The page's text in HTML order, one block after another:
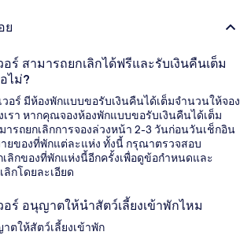
ย
ร์ สามารถยกเลิกได้ฟรีและรับเงินคืนเต็ม
ไม่?
วอร์ มีห้องพักแบบขอรับเงินคืนได้เต็มจำนวนให้จอง
รา หากคุณจองห้องพักแบบขอรับเงินคืนได้เต็ม
รถยกเลิกการจองล่วงหน้า 2-3 วันก่อนวันเช็กอิน
ยของที่พักแต่ละแห่ง ทั้งนี้ กรุณาตรวจสอบ
ลิกของที่พักแห่งนี้อีกครั้งเพื่อดูข้อกำหนดและ
ลิกโดยละเอียด
อร์ อนุญาตให้นำสัตว์เลี้ยงเข้าพักไหม
ตให้สัตว์เลี้ยงเข้าพัก